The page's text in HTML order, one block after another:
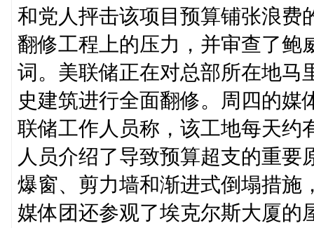
和党人抨击该项目预算铺张浪费
翻修工程上的压力，并审查了鲍
词。美联储正在对总部所在地马
史建筑进行全面翻修。周四的媒
联储工作人员称，该工地每天约
人员介绍了导致预算超支的重
爆窗、剪力墙和渐进式倒塌措施
媒体团还参观了埃克尔斯大厦的